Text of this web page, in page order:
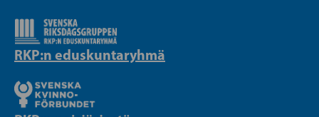
RKP:n eduskuntaryhmä